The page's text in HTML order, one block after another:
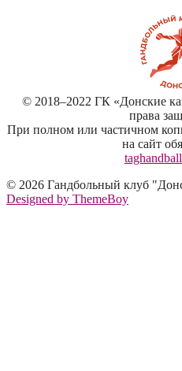
© 2018–2022 ГК «Донские
права
При полном или частичном
на сайт
© 2026 Гандбольный клуб
Designed by ThemeBoy